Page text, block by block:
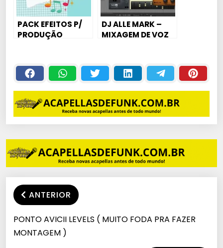
PACK EFEITOS P/
PRODUÇÃO
DJ ALLE MARK –
MIXAGEM DE VOZ
ANTERIOR
PONTO AVICII LEVELS ( MUITO FODA PRA FAZER
MONTAGEM )